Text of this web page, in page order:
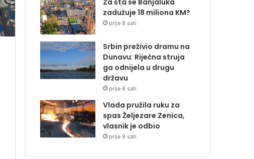
zadužuje 18 miliona KM?
prije 8 sati
Srbin preživio dramu na
Dunavu: Riječna struja
ga odnijela u drugu
državu
prije 8 sati
Vlada pružila ruku za
spas Željezare Zenica,
vlasnik je odbio
prije 9 sati